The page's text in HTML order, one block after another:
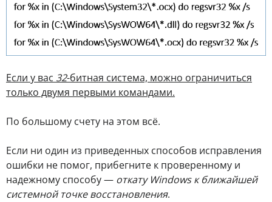
Если у вас 32-битная система, можно ограничиться
только двумя первыми командами.
По большому счету на этом всё.
Если ни один из приведенных способов исправления
ошибки не помог, прибегните к проверенному и
надежному способу — откату Windows к ближайшей
системной точке восстановления.